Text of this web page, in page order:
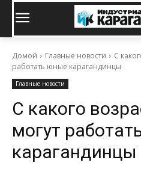
Домой Главные новости
С
работать юные карагандинцы
Главные новости
С какого
могут
карагандинцы